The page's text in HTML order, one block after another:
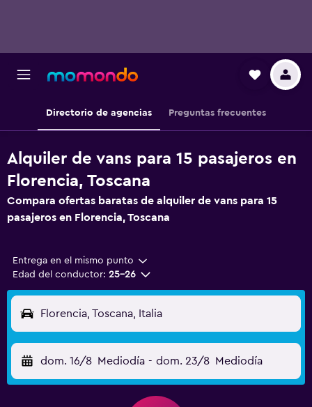
Directorio de agencias Preguntas frecuentes
Alquiler de vans para 15 pasajeros en
Florencia, Toscana
Compara ofertas baratas de alquiler de vans para 15
pasajeros en Florencia, Toscana
Entrega en el mismo punto
Edad del conductor: 25-26
Florencia, Toscana, Italia
dom. 16/8 Mediodía - dom. 23/8 Mediodía